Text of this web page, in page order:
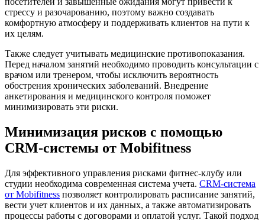
стрессу и разочарованию, поэтому важно создавать
комфортную атмосферу и поддерживать клиентов на пути к
их целям.
Также следует учитывать медицинские противопоказания.
Перед началом занятий необходимо проводить консультации с
врачом или тренером, чтобы исключить вероятность
обострения хронических заболеваний. Внедрение
анкетирования и медицинского контроля поможет
минимизировать эти риски.
Минимизация рисков с помощью
CRM-системы от Mobifitness
Для эффективного управления рисками фитнес-клубу или
студии необходима современная система учета. CRM-система
от Mobifitness позволяет контролировать расписание занятий,
вести учет клиентов и их данных, а также автоматизировать
процессы работы с договорами и оплатой услуг. Такой подход